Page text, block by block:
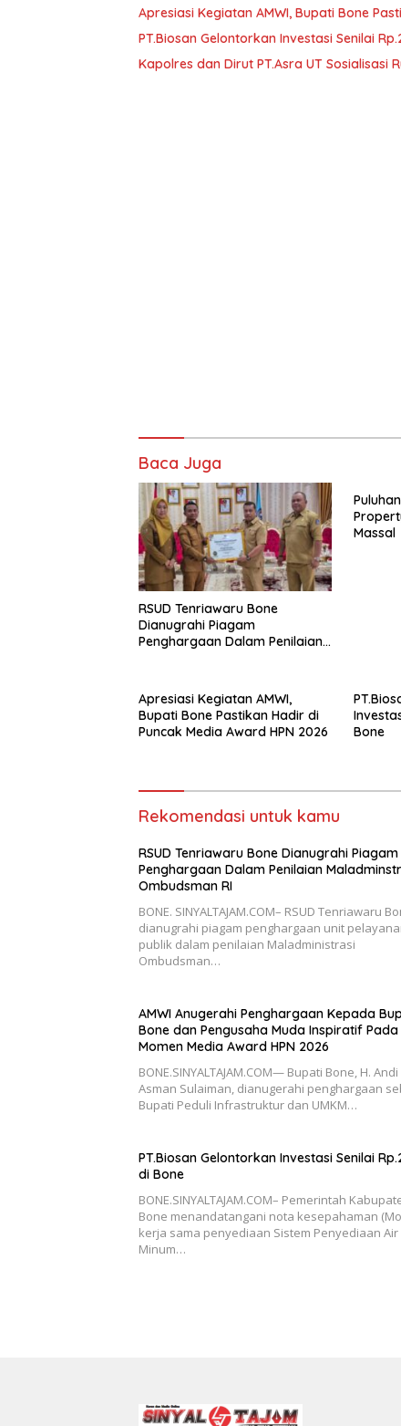
Apresiasi Kegiatan AMWI, Bupati Bone
PT.Biosan Gelontorkan Investasi Senilai
Kapolres dan Dirut PT.Asra UT Sosialisasi
Baca Juga
RSUD Tenriawaru Bone
Dianugrahi Piagam
Penghargaan Dalam Penilaian
Massal
Apresiasi Kegiatan AMWI,
Bupati Bone Pastikan Hadir di
Puncak Media Award HPN 2026
Bone
Rekomendasi untuk kamu
RSUD Tenriawaru Bone Dianugrahi Piagam
Penghargaan Dalam Penilaian
Ombudsman RI
BONE. SINYALTAJAM.COM– RSUD Tenriawaru
dianugrahi piagam penghargaan unit
publik dalam penilaian Maladministrasi
Ombudsman…
AMWI Anugerahi Penghargaan Kepada
Bone dan Pengusaha Muda Inspiratif Pada
Momen Media Award HPN 2026
BONE.SINYALTAJAM.COM— Bupati Bone, H. Andi
Asman Sulaiman, dianugerahi penghargaan
Bupati Peduli Infrastruktur dan UMKM…
PT.Biosan Gelontorkan Investasi Senilai
di Bone
BONE.SINYALTAJAM.COM– Pemerintah
Bone menandatangani nota kesepahaman
kerja sama penyediaan Sistem Penyediaan Air
Minum…